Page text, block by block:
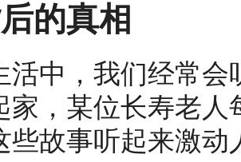
的真相
活中，我们经常
家，某位长寿老
些故事听起来激